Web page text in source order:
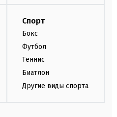
Спорт
Бокс
Футбол
Теннис
Биатлон
Другие виды спорта